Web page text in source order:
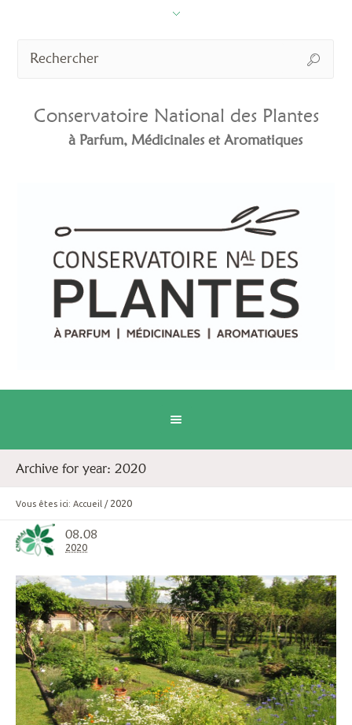
Conservatoire National des Plantes
à Parfum, Médicinales et Aromatiques
Archive for year: 2020
Vous êtes ici: Accueil / 2020
08.08
2020